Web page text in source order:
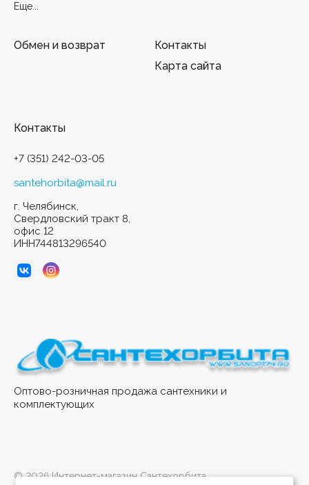
Оптово-розничная продажа сантехники и
комплектующих
Еще...
Обмен и возврат
Контакты
Карта сайта
Контакты
+7 (351) 242-03-05
santehorbita@mail.ru
г. Челябинск,
Свердловский тракт 8,
офис 12
ИНН744813296540
© 2026 Интернет-магазин Сантехорбита